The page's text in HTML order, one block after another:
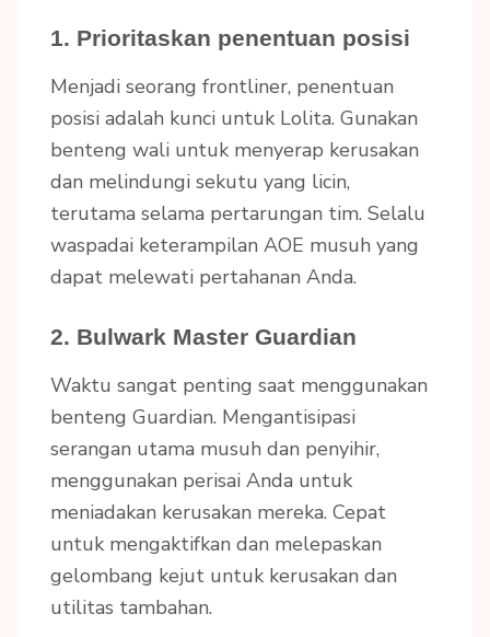
1. Prioritaskan penentuan posisi
Menjadi seorang frontliner, penentuan
posisi adalah kunci untuk Lolita. Gunakan
benteng wali untuk menyerap kerusakan
dan melindungi sekutu yang licin,
terutama selama pertarungan tim. Selalu
waspadai keterampilan AOE musuh yang
dapat melewati pertahanan Anda.
2. Bulwark Master Guardian
Waktu sangat penting saat menggunakan
benteng Guardian. Mengantisipasi
serangan utama musuh dan penyihir,
menggunakan perisai Anda untuk
meniadakan kerusakan mereka. Cepat
untuk mengaktifkan dan melepaskan
gelombang kejut untuk kerusakan dan
utilitas tambahan.